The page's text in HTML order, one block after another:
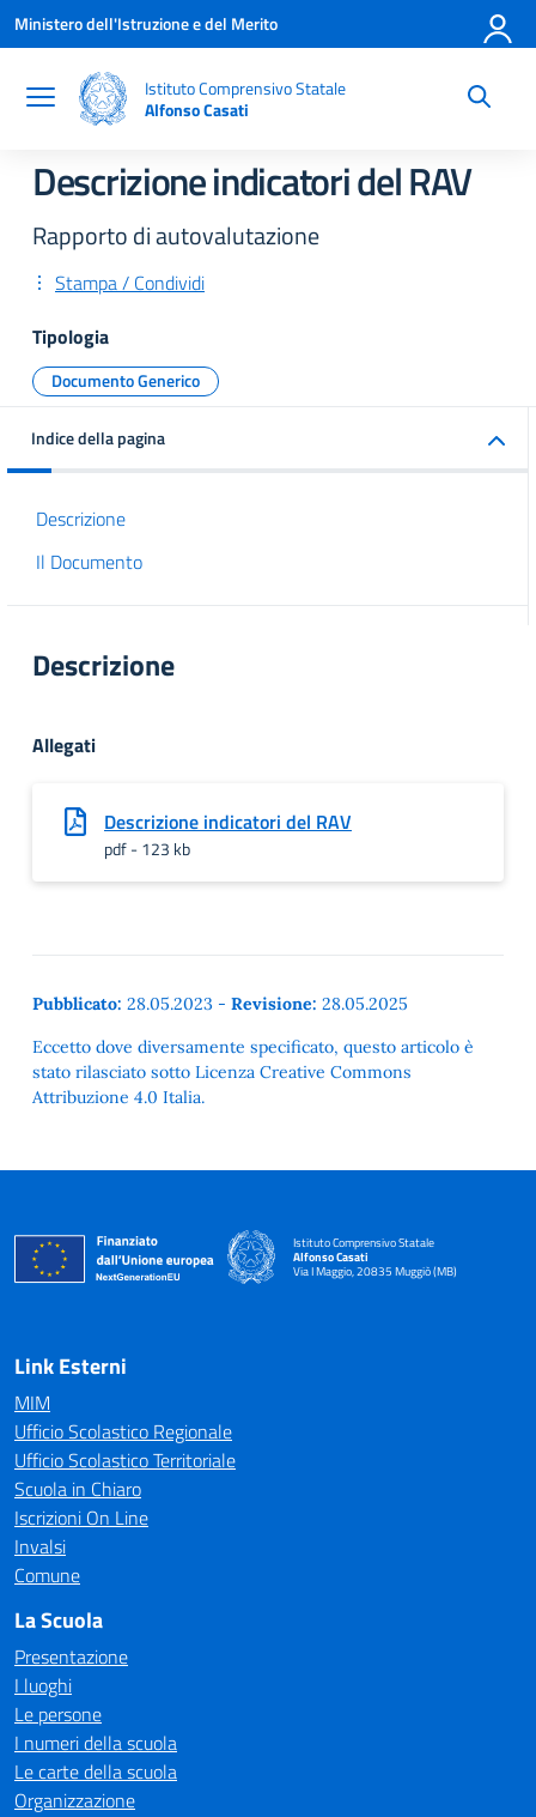
Vai ai contenuti
Vai al menu di navigazione
Vai al footer
Ministero dell'Istruzione e del Merito
Istituto Comprensivo Statale
Alfonso Casati
Descrizione indicatori del RAV
Rapporto di autovalutazione
Stampa / Condividi
Tipologia
Documento Generico
Indice della pagina
Descrizione
Il Documento
Descrizione
Allegati
Descrizione indicatori del RAV
pdf - 123 kb
Pubblicato: 28.05.2023 - Revisione: 28.05.2025
Eccetto dove diversamente specificato, questo articolo è
stato rilasciato sotto Licenza Creative Commons
Attribuzione 4.0 Italia.
Istituto Comprensivo Statale
Alfonso Casati
Via I Maggio, 20835 Muggiò (MB)
Link Esterni
MIM
Ufficio Scolastico Regionale
Ufficio Scolastico Territoriale
Scuola in Chiaro
Iscrizioni On Line
Invalsi
Comune
La Scuola
Presentazione
I luoghi
Le persone
I numeri della scuola
Le carte della scuola
Organizzazione